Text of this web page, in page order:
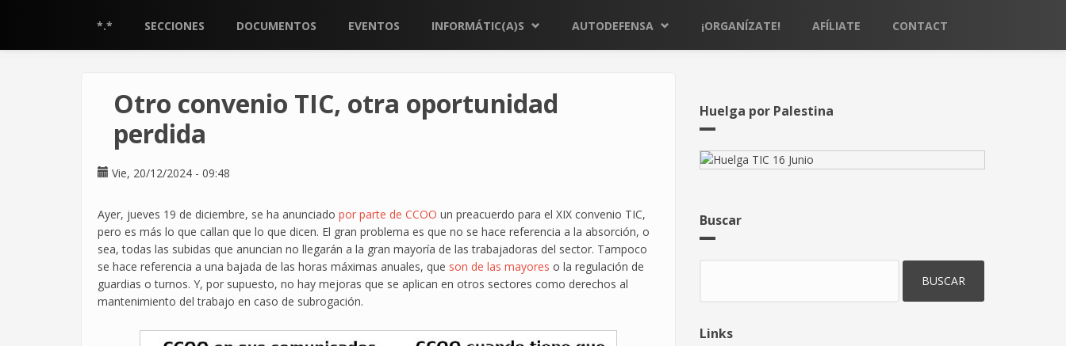
*.* SECCIONES DOCUMENTOS EVENTOS INFORMÁTIC(A)S AUTODEFENSA ¡ORGANÍZATE! AFÍLIATE CONTACT
Otro convenio TIC, otra oportunidad
perdida
Vie, 20/12/2024 - 09:48
Ayer, jueves 19 de diciembre, se ha anunciado por parte de CCOO un preacuerdo para el XIX convenio TIC,
pero es más lo que callan que lo que dicen. El gran problema es que no se hace referencia a la absorción, o
sea, todas las subidas que anuncian no llegarán a la gran mayoría de las trabajadoras del sector. Tampoco
se hace referencia a una bajada de las horas máximas anuales, que son de las mayores o la regulación de
guardias o turnos. Y, por supuesto, no hay mejoras que se aplican en otros sectores como derechos al
mantenimiento del trabajo en caso de subrogación.
Huelga por Palestina
Buscar
Links